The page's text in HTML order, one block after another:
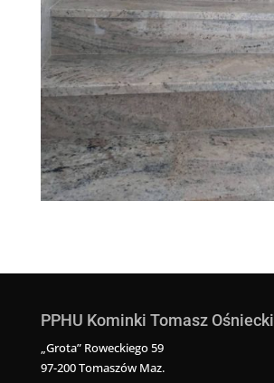
PPHU Kominki Tomasz Ośniecki
„Grota” Roweckiego 59
97-200 Tomaszów Maz.